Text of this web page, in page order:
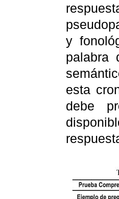
y
palabra
esta
debe